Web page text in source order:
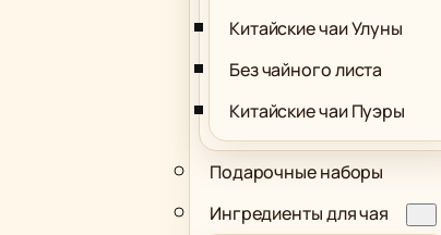
Китайские чаи Улуны
Без чайного листа
Китайские чаи Пуэры
Подарочные наборы
Ингредиенты для чая